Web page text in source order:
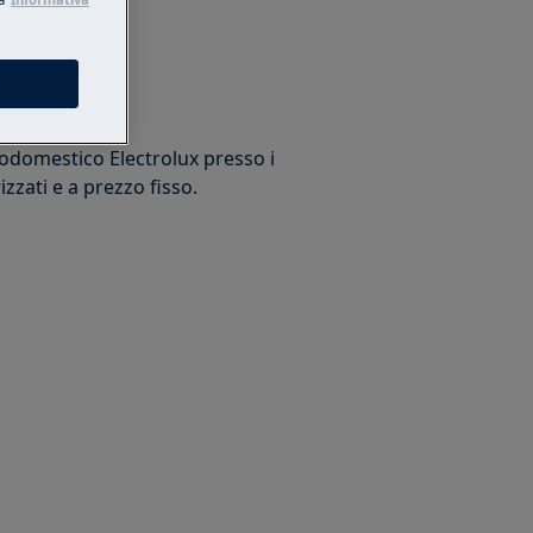
Electrolux presso i
e a prezzo fisso.